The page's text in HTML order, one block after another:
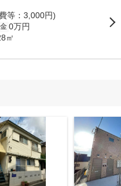
等：3,000円)
0万円
㎡